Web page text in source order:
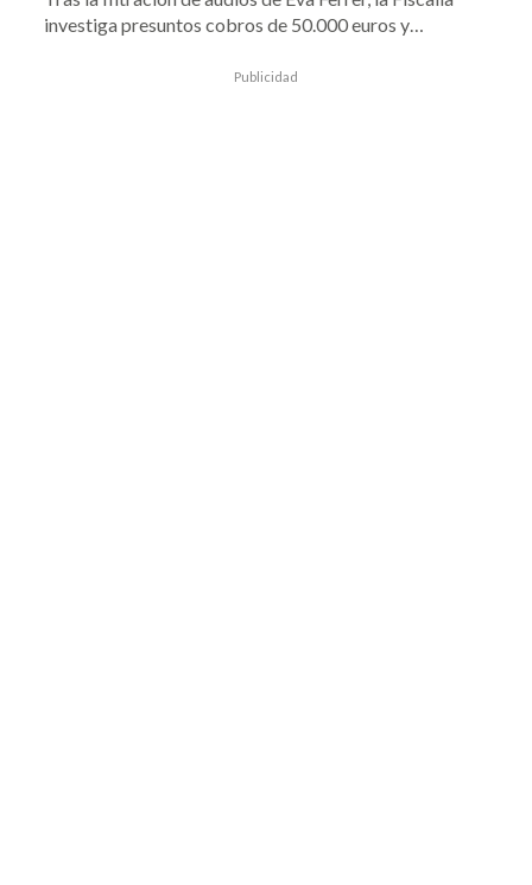
investiga presuntos cobros de 50.000 euros y
autoridades analizan las pruebas presentadas sobre el
Publicidad